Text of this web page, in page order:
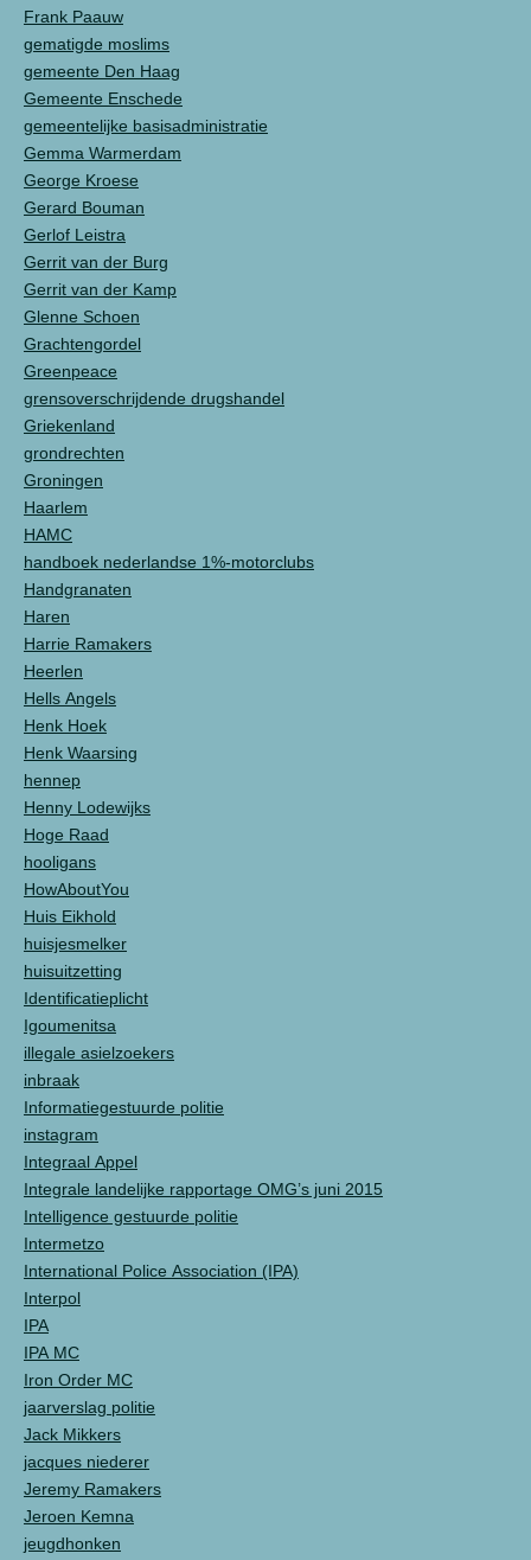
Frank Paauw
gematigde moslims
gemeente Den Haag
Gemeente Enschede
gemeentelijke basisadministratie
Gemma Warmerdam
George Kroese
Gerard Bouman
Gerlof Leistra
Gerrit van der Burg
Gerrit van der Kamp
Glenne Schoen
Grachtengordel
Greenpeace
grensoverschrijdende drugshandel
Griekenland
grondrechten
Groningen
Haarlem
HAMC
handboek nederlandse 1%-motorclubs
Handgranaten
Haren
Harrie Ramakers
Heerlen
Hells Angels
Henk Hoek
Henk Waarsing
hennep
Henny Lodewijks
Hoge Raad
hooligans
HowAboutYou
Huis Eikhold
huisjesmelker
huisuitzetting
Identificatieplicht
Igoumenitsa
illegale asielzoekers
inbraak
Informatiegestuurde politie
instagram
Integraal Appel
Integrale landelijke rapportage OMG’s juni 2015
Intelligence gestuurde politie
Intermetzo
International Police Association (IPA)
Interpol
IPA
IPA MC
Iron Order MC
jaarverslag politie
Jack Mikkers
jacques niederer
Jeremy Ramakers
Jeroen Kemna
jeugdhonken